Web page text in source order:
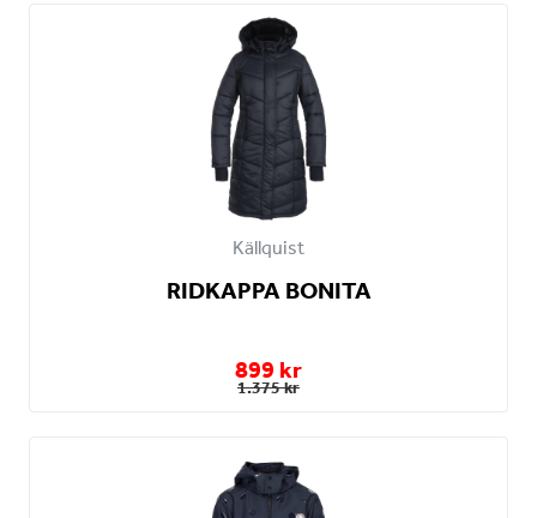
Källquist
RIDKAPPA BONITA
899 kr
1.375 kr